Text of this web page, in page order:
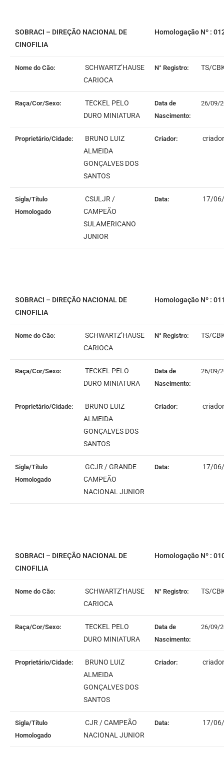
SOBRACI – DIREÇÃO NACIONAL DE
CINOFILIA
Homologação Nº :
Nome do Cão:
SCHWARTZ’HAUSE
CARIOCA
N° Registro: TS/
Raça/Cor/Sexo:
TECKEL PELO
DURO MINIATURA
Data de
Nascimento:
26/09/
Proprietário/Cidade:
BRUNO LUIZ
ALMEIDA
GONÇALVES DOS
SANTOS
Criador:
Sigla/Título
Homologado
CSULJR /
CAMPEÃO
SULAMERICANO
JUNIOR
Data: 17/
SOBRACI – DIREÇÃO NACIONAL DE
CINOFILIA
Homologação Nº :
Nome do Cão:
SCHWARTZ’HAUSE
CARIOCA
N° Registro: TS/
Raça/Cor/Sexo:
TECKEL PELO
DURO MINIATURA
Data de
Nascimento:
26/09/
Proprietário/Cidade:
BRUNO LUIZ
ALMEIDA
GONÇALVES DOS
SANTOS
Criador:
Sigla/Título
Homologado
GCJR / GRANDE
CAMPEÃO
NACIONAL JUNIOR
Data: 17/
SOBRACI – DIREÇÃO NACIONAL DE
CINOFILIA
Homologação Nº :
Nome do Cão:
SCHWARTZ’HAUSE
CARIOCA
N° Registro: TS/
Raça/Cor/Sexo:
TECKEL PELO
DURO MINIATURA
Data de
Nascimento:
26/09/
Proprietário/Cidade:
BRUNO LUIZ
ALMEIDA
GONÇALVES DOS
SANTOS
Criador:
Sigla/Título
Homologado
CJR / CAMPEÃO
NACIONAL JUNIOR
Data: 17/